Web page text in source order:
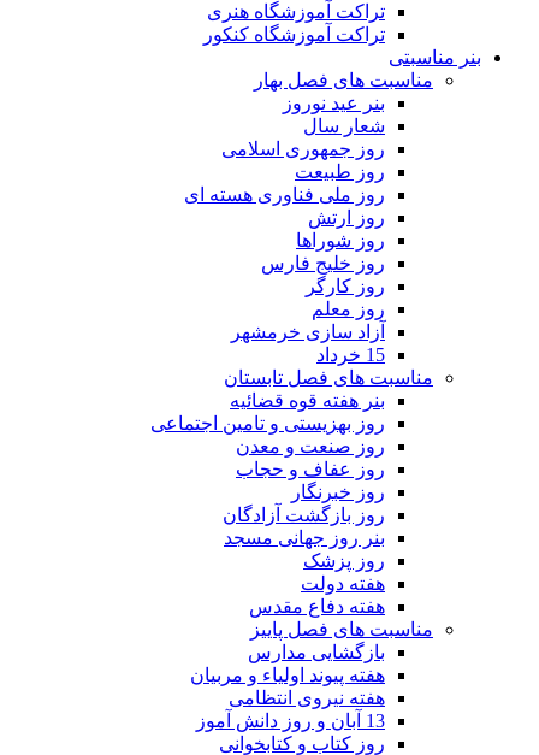
تراکت آموزشگاه هنری
تراکت آموزشگاه کنکور
بنر مناسبتی
مناسبت های فصل بهار
بنر عید نوروز
شعار سال
روز جمهوری اسلامی
روز طبیعت
روز ملی فناوری هسته ای
روز ارتش
روز شوراها
روز خلیج فارس
روز کارگر
روز معلم
آزاد سازی خرمشهر
15 خرداد
مناسبت های فصل تابستان
بنر هفته قوه قضائیه
روز بهزیستی و تامین اجتماعی
روز صنعت و معدن
روز عفاف و حجاب
روز خبرنگار
روز بازگشت آزادگان
بنر روز جهانی مسجد
روز پزشک
هفته دولت
هفته دفاع مقدس
مناسبت های فصل پاییز
بازگشایی مدارس
هفته پیوند اولیاء و مربیان
هفته نیروی انتظامی
13 آبان و روز دانش آموز
روز کتاب و کتابخوانی